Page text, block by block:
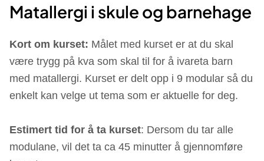
Matallergi i skule og barnehage
Kort om kurset: Målet med kurset er at du skal
være trygg på kva som skal til for å ivareta barn
med matallergi. Kurset er delt opp i 9 modular så du
enkelt kan velge ut tema som er aktuelle for deg.
Estimert tid for å ta kurset: Dersom du tar alle
modulane, vil det ta ca 45 minutter å gjennomføre